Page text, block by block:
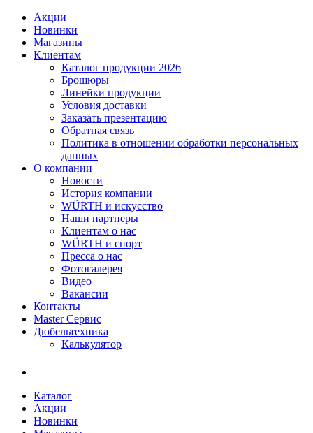
Акции
Новинки
Магазины
Клиентам
Каталог продукции 2026
Брошюры
Линейки продукции
Условия доставки
Заказать презентацию
Обратная связь
Политика в отношении обработки персональных
данных
О компании
Новости
История компании
WÜRTH и искусство
Наши партнеры
Клиентам о нас
WÜRTH и спорт
Пресса о нас
Фотогалерея
Видео
Вакансии
Контакты
Master Сервис
Дюбельтехника
Калькулятор
Каталог
Акции
Новинки